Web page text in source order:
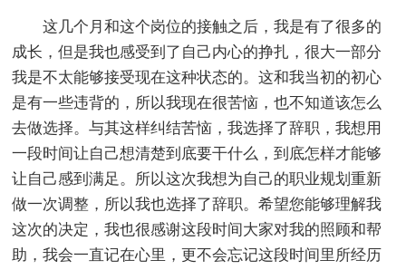
这几个月和这个岗位的接触之后，我是有了很多的
成长，但是我也感受到了自己内心的挣扎，很大一部分
我是不太能够接受现在这种状态的。这和我当初的初心
是有一些违背的，所以我现在很苦恼，也不知道该怎么
去做选择。与其这样纠结苦恼，我选择了辞职，我想用
一段时间让自己想清楚到底要干什么，到底怎样才能够
让自己感到满足。所以这次我想为自己的职业规划重新
做一次调整，所以我也选择了辞职。希望您能够理解我
这次的决定，我也很感谢这段时间大家对我的照顾和帮
助，我会一直记在心里，更不会忘记这段时间里所经历